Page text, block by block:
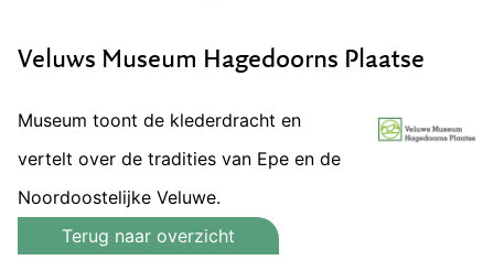
Veluws Museum Hagedoorns Plaatse
Museum toont de klederdracht en
vertelt over de tradities van Epe en de
Noordoostelijke Veluwe.
Terug naar overzicht